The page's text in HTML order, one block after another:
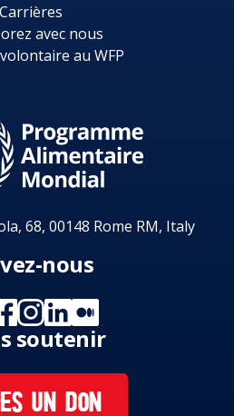
Carrières
avec nous
au WFP
68, 00148 Rome RM, Italy
nous
soutenir
UN DON